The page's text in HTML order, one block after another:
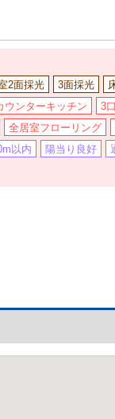
2面採光 3面採光
ウンターキッチン
3
全居室フローリング
以内 陽当り良好